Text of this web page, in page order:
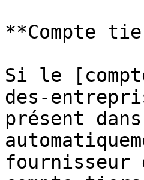
**Compte
Si le
des-
présent
fournisseur